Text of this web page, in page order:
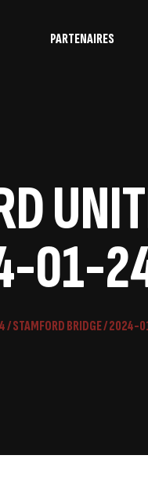
PARTENAIRES
01-
/ STAMFORD BRIDGE /